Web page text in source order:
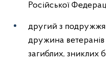
Російської
другий з подружжя
дружина ветеранів
загиблих, зниклих